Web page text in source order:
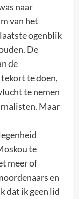
naar
van het
ogenblik
De
de
te doen,
te nemen
Maar
te
meer of
en
dat ik geen lid